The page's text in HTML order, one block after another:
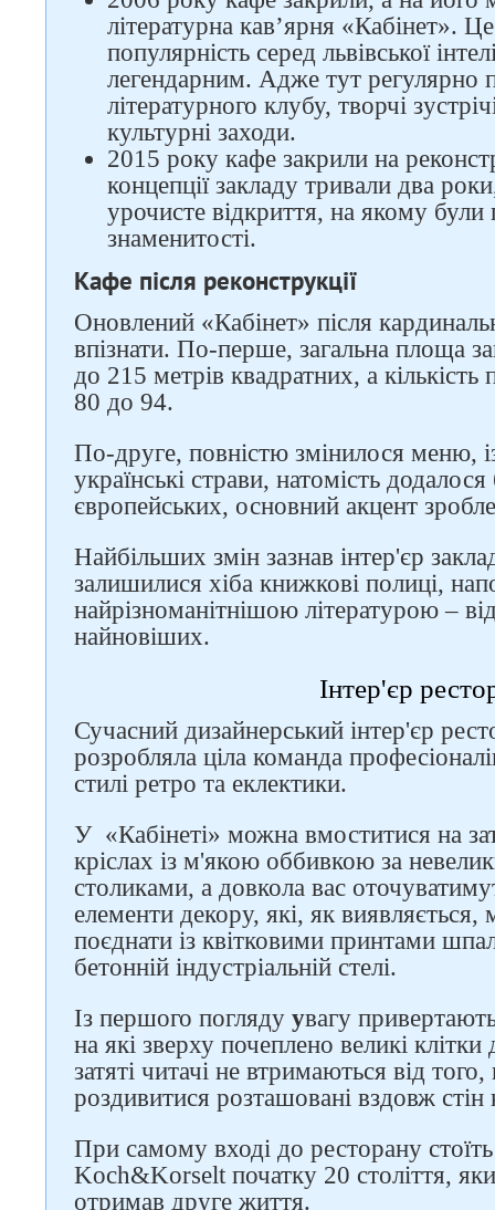
літературна кав’ярня «Кабінет».
популярність серед львівської
легендарним. Адже тут регулярно
літературного клубу, творчі
культурні заходи.
2015 року кафе закрили на
концепції закладу тривали два
урочисте відкриття, на якому були
знаменитості.
Кафе після реконструкції
Оновлений «Кабінет» після
впізнати. По-перше, загальна площа
до 215 метрів квадратних, а кількість
80 до 94.
По-друге, повністю змінилося меню,
українські страви, натомість
європейських, основний акцент
Найбільших змін зазнав інтер'єр
залишилися хіба книжкові полиці,
найрізноманітнішою літературою –
найновіших.
Інтер'єр
Сучасний дизайнерський інтер'єр
розробляла ціла команда
стилі ретро та еклектики.
У «Кабінеті» можна вмоститися на
кріслах із м'якою оббивкою за
столиками, а довкола вас
елементи декору, які, як
поєднати із квітковими принтами
бетонній індустріальній стелі.
Із першого погляду увагу
на які зверху почеплено великі клітки
затяті читачі не втримаються від
роздивитися розташовані вздовж стін
При самому вході до ресторану
Koch&Korselt початку 20 століття,
отримав друге життя.
Слідкуйте за нами в
соцмережах